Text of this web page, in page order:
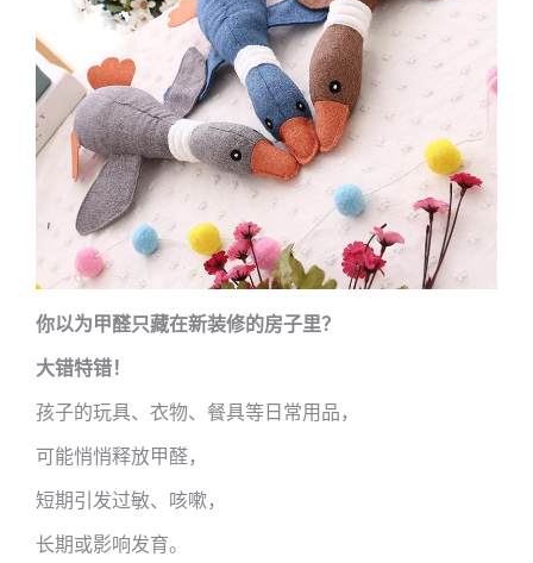
你以为甲醛只藏在新装修的房子里？
大错特错！
孩子的玩具、衣物、餐具等日常用品，
可能悄悄释放甲醛，
短期引发过敏、咳嗽，
长期或影响发育。